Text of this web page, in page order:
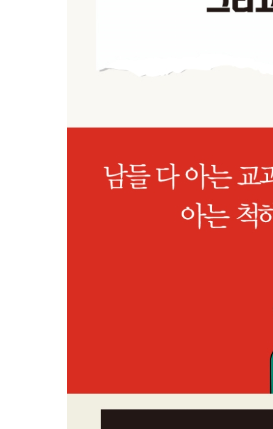
명과 청 사이의 중립 외교를 하다
명나라의 대항마 누르하치 / 누르하치와 후금의
│남은 이야기│ 시호를 두고 왕과 신하 간의 격쟁이